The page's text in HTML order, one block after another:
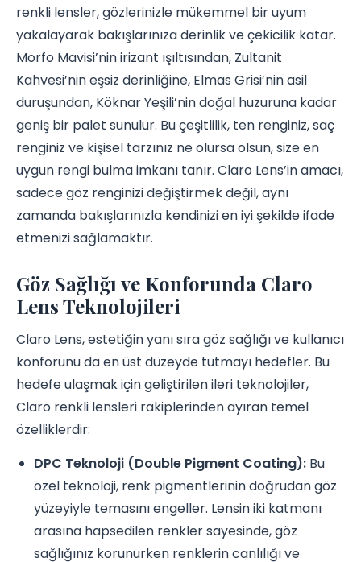
renkli lensler, gözlerinizle mükemmel bir uyum
yakalayarak bakışlarınıza derinlik ve çekicilik katar.
Morfo Mavisi’nin irizant ışıltısından, Zultanit
Kahvesi’nin eşsiz derinliğine, Elmas Grisi’nin asil
duruşundan, Köknar Yeşili’nin doğal huzuruna kadar
geniş bir palet sunulur. Bu çeşitlilik, ten renginiz, saç
renginiz ve kişisel tarzınız ne olursa olsun, size en
uygun rengi bulma imkanı tanır. Claro Lens’in amacı,
sadece göz renginizi değiştirmek değil, aynı
zamanda bakışlarınızla kendinizi en iyi şekilde ifade
etmenizi sağlamaktır.
Göz Sağlığı ve Konforunda Claro
Lens Teknolojileri
Claro Lens, estetiğin yanı sıra göz sağlığı ve kullanıcı
konforunu da en üst düzeyde tutmayı hedefler. Bu
hedefe ulaşmak için geliştirilen ileri teknolojiler,
Claro renkli lensleri rakiplerinden ayıran temel
özelliklerdir:
DPC Teknoloji (Double Pigment Coating): Bu
özel teknoloji, renk pigmentlerinin doğrudan göz
yüzeyiyle temasını engeller. Lensin iki katmanı
arasına hapsedilen renkler sayesinde, göz
sağlığınız korunurken renklerin canlılığı ve